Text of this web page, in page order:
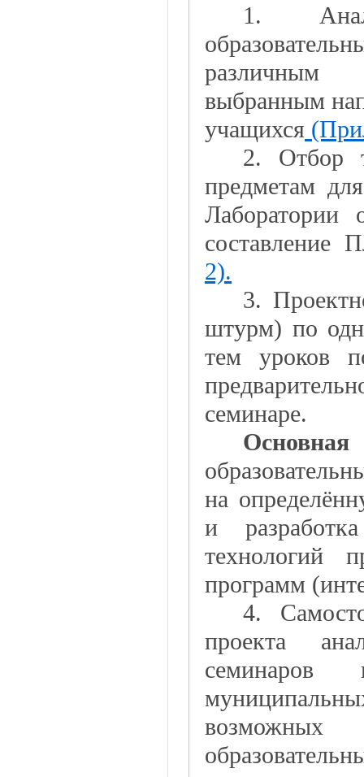
1.
различным
выбранным
учащихся
2. Отбор
предметам
Лаборатории
составление
2).
3.
штурм) по
тем уроков
семинаре.
Основная
на
и
технологий
программ
4.
проекта